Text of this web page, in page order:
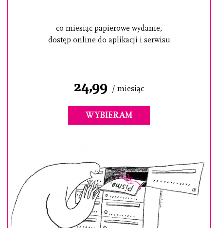
co miesiąc papierowe wydanie,
dostęp online do aplikacji i serwisu
24,99 / miesiąc
WYBIERAM